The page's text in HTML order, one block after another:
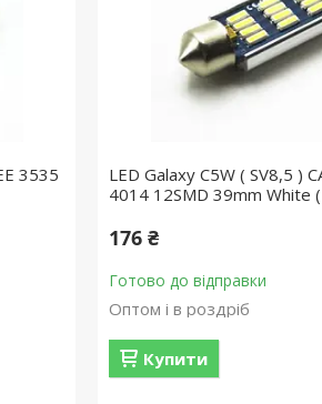
3535
LED Galaxy C5W ( SV8,5 )
4014 12SMD 39mm White
176 ₴
Готово до відправки
Оптом і в роздріб
Купити